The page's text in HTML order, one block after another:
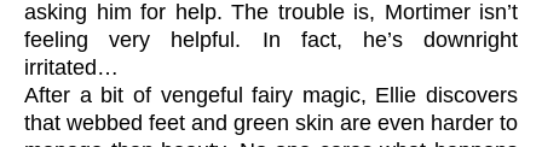
asking him for help. The trouble is, Mortimer isn’t
feeling very helpful. In fact, he’s downright
irritated…
After a bit of vengeful fairy magic, Ellie discovers
that webbed feet and green skin are even harder to